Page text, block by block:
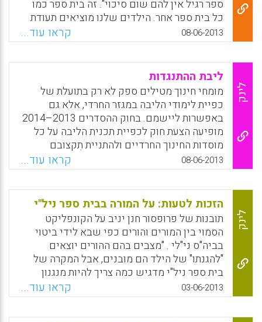
WhatsApp
Facebook
Email
X
ספר רגיל אין להם שום סיכוי". זה בית ספר כמו
כל בית ספר אחר. הילדים שלנו מוציאים תעודת
בגרות, נוסעים לפולין בתיכון, הולכים לגדנ"ע,
ואלה שיכולים גם הולכים לצבא. בדרך כלל הם
יוצאים מהמפגש עם תחושות אחרות מאלה
שהגיעו עמן, ומתחיל קשר המבוסס על אמון. ללא
אמון הדדי בינינו ובין ההורים לא נוכל להצליח". (
אור סופר).
WhatsApp
Facebook
Email
X
08-06-2013 קראו עוד...
לינק
ליבת ההתנגדות
מומחי חינוך מטילים ספק לא רק בתועלת של
כפיית לימודי הליבה במגזר החרדי, אלא גם
באפשרות ליישמם. בחוק ההסדרים 2013–2014
מופיעה הצעת חוק לכפיית תכנית הליבה על כל
מוסדות החינוך החרדיים ולהתניית תִקצובם
במימושה. המחוקקים טוענים כי לימודי הליבה
הם המתכון "להתאמת מערכת החינוך החרדית
לעולם העבודה". חוקרי חינוך ומומחים למגזר
החרדי טוענים כי מערכת החינוך החרדית אינה
מסוגלת להשלים עם החוק וליישמו ( איילת
פישביין ) .
WhatsApp
Facebook
Email
X
08-06-2013 קראו עוד...
לינק
הזכות לטעות: על המורה בבית ספר ניל"י
תובנות של פרופסור חנן יניב על הקונפליקט
הסמוי בין המורים והורים כפי שבא לידי ביטוי
בביה"ס ני"לי . "מצבים בהם ההורים יוצאים
"להגנתו" של הילד הם מובנים, אבל המקרה של
בית ספר ניל"י מדגיש כמה צריך להיות מנגנון
שמנהלי בתי הספר צריכים להיות מוכנים אליו.
מנגנון כזה יגן על המורה במצבים של מתקפת
הורים"( חנן יניב) .
03-06-2013 קראו עוד...